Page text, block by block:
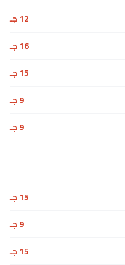
12 جـ
16 جـ
15 جـ
9 جـ
9 جـ
15 جـ
9 جـ
15 جـ